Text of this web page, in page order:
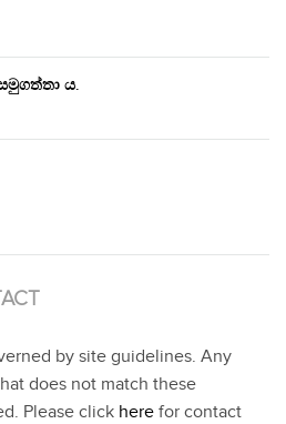
ය.
by site guidelines. Any
does not match these
Please click here for contact